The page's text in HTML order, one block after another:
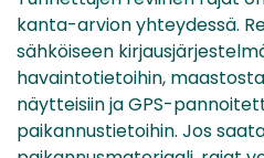
kanta-arvion yhteydessä.
sähköiseen
havaintotietoihin,
näytteisiin ja GPS-
paikannustietoihin. Jos